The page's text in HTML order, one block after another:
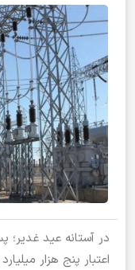
اعتبار پنج هزار